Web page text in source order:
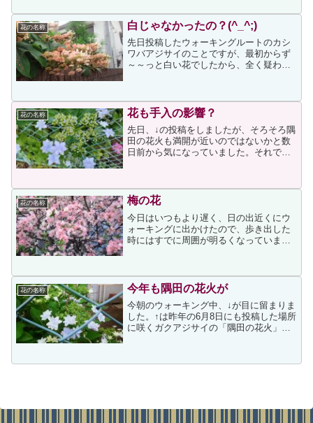
の花がウォーキングル...
花の名称 白じゃなかったの？(^_^;)
先日投稿したウォーキングルートのカシ
ワバアジサイのことですが、最初からず
～～っと白い花でしたから、全く疑わず
時点では↓のようにピンクになっていまし
たこれからも、まだ変色...
花の名称 花も手入の影響？
先日、↓の投稿をしましたが、そろそろ隅
田の花火も満開が近いのではないかと数
日前から気になっていました。それで朝
っていないような咲き方から変化が見ら
れません。そのうちの一...
花の名称 梅の花
今日はいつもより遅く、日の出近くにウ
ォーキングに出かけたので、歩き出した
時にはすでに周囲が明るくなっていまし
が全く違うのですね。暗くて見えなかっ
た植物の春の息吹が感じら...
花の名称 今年も隅田の花火が
今朝のウォーキング中、↓が目に留まりま
した。↑は昨年の6月8日にも投稿した場所
に咲くガクアジサイの「隅田の花火」で
てもらえそうです咲き始めが昨年より少